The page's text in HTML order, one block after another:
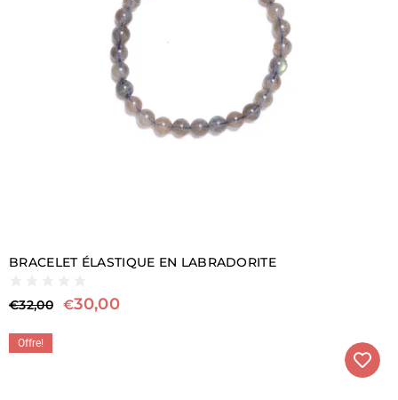
BRACELET ÉLASTIQUE EN LABRADORITE
€32,00 €30,00
Offre!